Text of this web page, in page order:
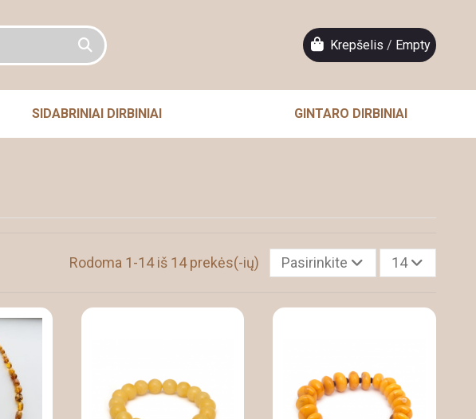
Krepšelis / Empty
SIDABRINIAI DIRBINIAI GINTARO DIRBINIAI
Rodoma 1-14 iš 14 prekės(-ių) Pasirinkite 14